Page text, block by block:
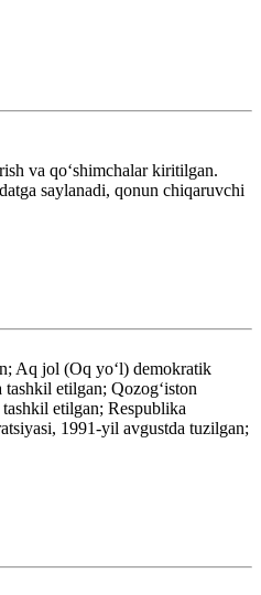
va qoʻshimchalar kiritilgan.
saylanadi, qonun chiqaruvchi
Aq jol (Oq yoʻl) demokratik
etilgan; Qozogʻiston
etilgan; Respublika
1991-yil avgustda tuzilgan;